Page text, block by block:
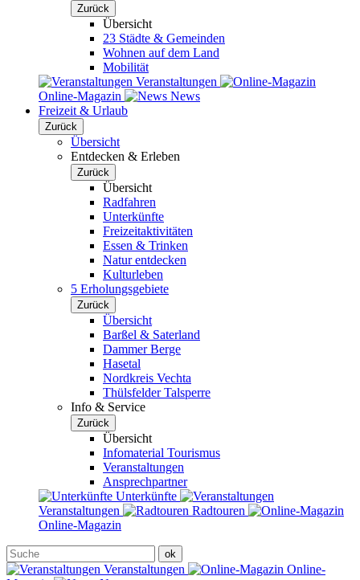
Zurück
Übersicht
23 Städte & Gemeinden
Wohnen auf dem Land
Mobilität
Veranstaltungen
Online-Magazin
News
Freizeit & Urlaub
Zurück
Übersicht
Entdecken & Erleben
Zurück
Übersicht
Radfahren
Unterkünfte
Freizeitaktivitäten
Essen & Trinken
Natur entdecken
Kulturleben
5 Erholungsgebiete
Zurück
Übersicht
Barßel & Saterland
Dammer Berge
Hasetal
Nordkreis Vechta
Thülsfelder Talsperre
Info & Service
Zurück
Übersicht
Infomaterial Tourismus
Veranstaltungen
Ansprechpartner
Unterkünfte
Veranstaltungen
Radtouren
Online-Magazin
Veranstaltungen
Online-